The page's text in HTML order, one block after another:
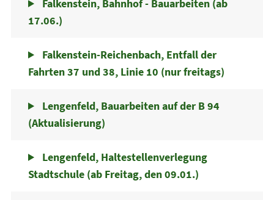
Falkenstein, Bahnhof - Bauarbeiten (ab
17.06.)
Falkenstein-Reichenbach, Entfall der
Fahrten 37 und 38, Linie 10 (nur freitags)
Lengenfeld, Bauarbeiten auf der B 94
(Aktualisierung)
Lengenfeld, Haltestellenverlegung
Stadtschule (ab Freitag, den 09.01.)